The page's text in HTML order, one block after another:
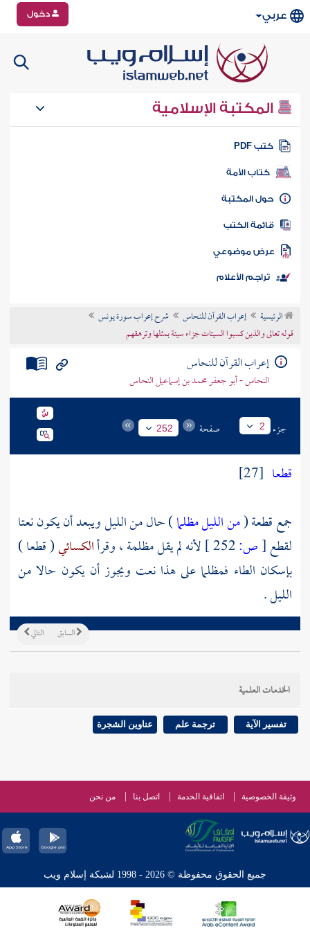
عربي دخول
المكتبة الإسلامية
كتب PDF
كتاب الأمة
المكتبة
الكتب
موضوعي
تراجم الأعلام
الرئيسية إعراب القرآن للنحاس
شرح إعراب سورة يونس
قوله تعالى والذين كسبوا السيئات جزاء سيئة بمثلها وترهقهم
إعراب القرآن للنحاس
النحاس - أبو جعفر محمد بن إسماعيل النحاس
جزء 2 صفحة 252
قطعا [27]
جمع قطعة (من الليل مظلما) حال من الليل ويبعد أن يكون نعتا
لقطع[ص: لأنه لم يقل مظلمة ، وقرأالكسائي( قطعا )
بإسكان الطاء فمظلما على هذا نعت ويجوز أن يكون حالا من
الليل .
التالي السابق
الخدمات العلمية
تفسير الآية ترجمة علم عناوين الشجرة
وثيقة الخصوصية اتفاقية الخدمة اتصل بنا من نحن
جميع الحقوق محفوظة © 2026 - 1998 لشبكة إسلام ويب